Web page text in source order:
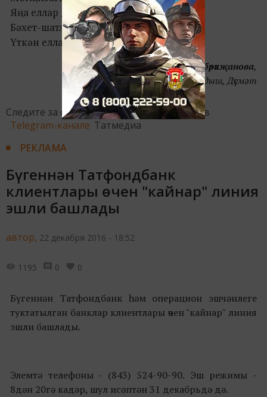
Яңа еллар да атлый.
Бәхет-шатлык өләшеп ул,
Үткән елларны саклый.
Энҗе Мөбәрәкҗанова,
Мамадыш, Дүсмәт
Следите за самым важным и интересным в
Telegram-канале Татмедиа
РЕКЛАМА
Бүгеннән Татфондбанк
клиентлары өчен "кайнар" линия
эшли башлады
автор, 22 декабря 2016 - 18:52
1195 0 0
Бүгеннән Татфондбанк һәм операцион эшчәнлеге
туктатылган банклар клиентлары өчен "кайнар" линия
эшли башлады.
Элемтә телефоны - (843) 524-90-90. Эш режимы -
8дән 20гә кадәр, шул исәптән 31 декабрьдә дә.